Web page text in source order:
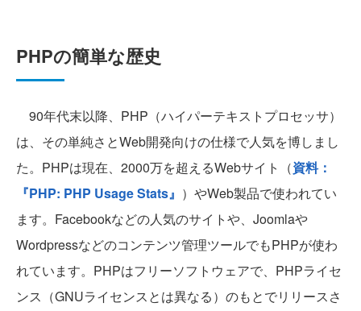
PHPの簡単な歴史
90年代末以降、PHP（ハイパーテキストプロセッサ）
は、その単純さとWeb開発向けの仕様で人気を博しまし
た。PHPは現在、2000万を超えるWebサイト（資料：
『PHP: PHP Usage Stats』 ）やWeb製品で使われてい
ます。Facebookなどの人気のサイトや、Joomlaや
Wordpressなどのコンテンツ管理ツールでもPHPが使わ
れています。PHPはフリーソフトウェアで、PHPライセ
ンス（GNUライセンスとは異なる）のもとでリリースさ